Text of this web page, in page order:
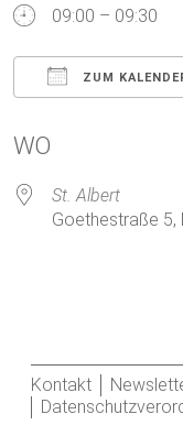
09:00 – 09:30
ZUM
WO
St. Albert
Goethestraße 5,
Kontakt